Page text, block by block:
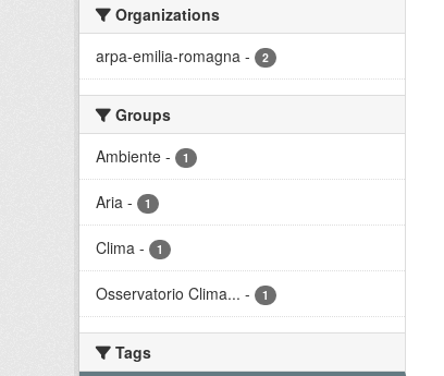
Organizations
arpa-emilia-romagna - 2
Groups
Ambiente - 1
Aria - 1
Clima - 1
Osservatorio Clima... - 1
Tags